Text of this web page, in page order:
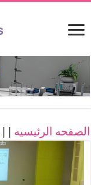
الصفحه الرئيسيه |
|